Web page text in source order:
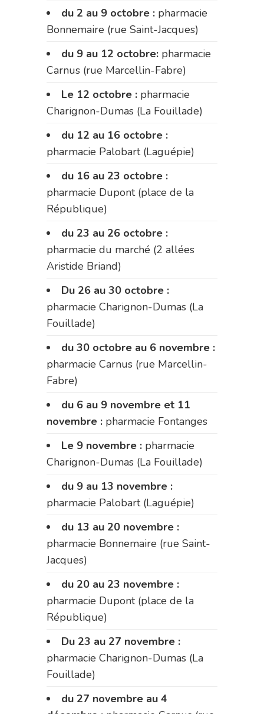
du 2 au 9 octobre : pharmacie
Bonnemaire (rue Saint-Jacques)
du 9 au 12 octobre: pharmacie
Carnus (rue Marcellin-Fabre)
Le 12 octobre : pharmacie
Charignon-Dumas (La Fouillade)
du 12 au 16 octobre :
pharmacie Palobart (Laguépie)
du 16 au 23 octobre :
pharmacie Dupont (place de la
République)
du 23 au 26 octobre :
pharmacie du marché (2 allées
Aristide Briand)
Du 26 au 30 octobre :
pharmacie Charignon-Dumas (La
Fouillade)
du 30 octobre au 6 novembre :
pharmacie Carnus (rue Marcellin-
Fabre)
du 6 au 9 novembre et 11
novembre : pharmacie Fontanges
Le 9 novembre : pharmacie
Charignon-Dumas (La Fouillade)
du 9 au 13 novembre :
pharmacie Palobart (Laguépie)
du 13 au 20 novembre :
pharmacie Bonnemaire (rue Saint-
Jacques)
du 20 au 23 novembre :
pharmacie Dupont (place de la
République)
Du 23 au 27 novembre :
pharmacie Charignon-Dumas (La
Fouillade)
du 27 novembre au 4